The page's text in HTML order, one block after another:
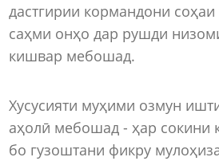
дастгирии кормандони
саҳми онҳо дар рушди
кишвар мебошад.
Хусусияти муҳими озмун
аҳолӣ мебошад - ҳар сокини
бо гузоштани фикру